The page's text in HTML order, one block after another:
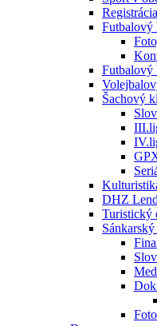
Registrácia
Futbalový
Futbalový
Šachový
DHZ
Turistický